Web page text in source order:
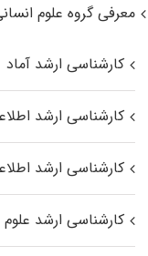
معرفی گروه علوم
کارشناسی ارشد آماد
کارشناسی ارشد
کارشناسی ارشد
کارشناسی ارشد